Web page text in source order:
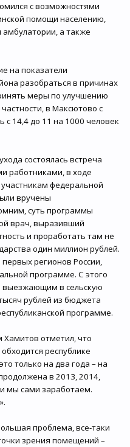
с возможностями
помощи населению,
а также
на показатели
разобраться в причинах
меры по улучшению
в Максютово с
с 14,4 до 11 на 1000 человек
состоялась встреча
работниками, в ходе
федеральной
вручены
суть программы
врач, выразивший
и проработать там не
один миллион рублей.
регионов России,
программе. С этого
выезжающим в сельскую
рублей из бюджета
программе.
Хамитов отметил, что
республике
только на два года – на
в 2013, 2014,
мы сами заработаем.
проблема, все-таки
зрения помещений –